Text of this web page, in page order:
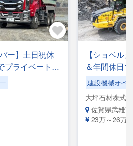
ー】土日祝休
プライベートも
み降ろしナ
配送です。
て長く活躍で
【ショベル
＆年間休日
実！社内敷
道の運転や
【自社専属
きる環境です
建設機械オペ
大坪石材株式
佐賀県武雄市
23万～26万